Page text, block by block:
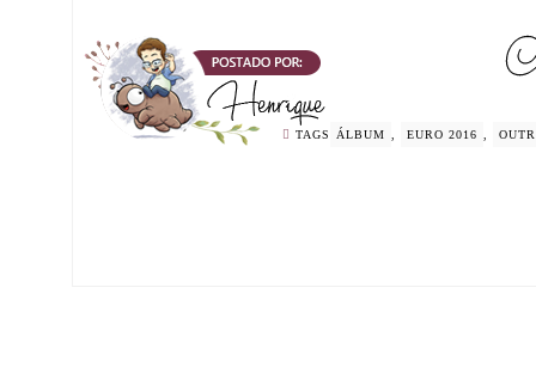
TAGS ÁLBUM , EURO 2016 ,